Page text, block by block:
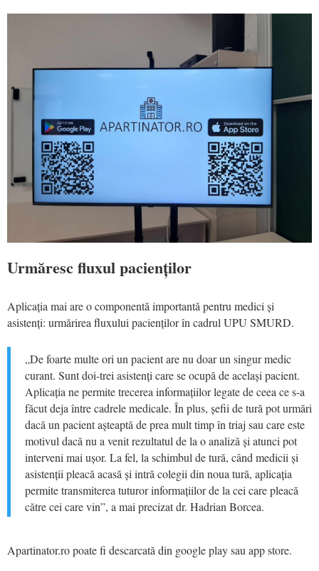
Urmăresc fluxul pacienților
Aplicația mai are o componentă importantă pentru medici și
asistenți: urmărirea fluxului pacienților în cadrul UPU SMURD.
„De foarte multe ori un pacient are nu doar un singur medic
curant. Sunt doi-trei asistenți care se ocupă de același pacient.
Aplicația ne permite trecerea informațiilor legate de ceea ce s-a
făcut deja între cadrele medicale. În plus, șefii de tură pot urmări
dacă un pacient așteaptă de prea mult timp în triaj sau care este
motivul dacă nu a venit rezultatul de la o analiză și atunci pot
interveni mai ușor. La fel, la schimbul de tură, când medicii și
asistenții pleacă acasă și intră colegii din noua tură, aplicația
permite transmiterea tuturor informațiilor de la cei care pleacă
către cei care vin”, a mai precizat dr. Hadrian Borcea.
Apartinator.ro poate fi descarcată din google play sau app store.